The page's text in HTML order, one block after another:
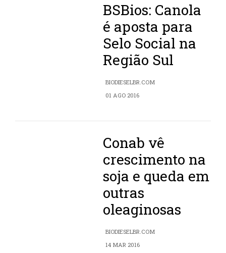
BSBios: Canola
é aposta para
Selo Social na
Região Sul
BIODIESELBR.COM
01 AGO 2016
Conab vê
crescimento na
soja e queda em
outras
oleaginosas
BIODIESELBR.COM
14 MAR 2016